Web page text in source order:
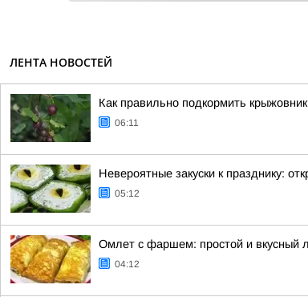
ЛЕНТА НОВОСТЕЙ
Как правильно подкормить
06:11
Невероятные закуски к празднику:
05:12
Омлет с фаршем: простой и вкусный
04:12